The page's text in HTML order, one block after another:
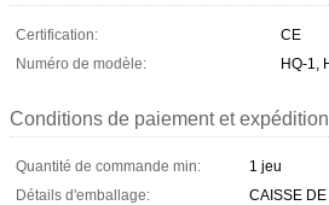
Certification:
CE
Numéro de modèle:
HQ-1,
Conditions de paiement et expédition
Quantité de commande min:
1 jeu
Détails d'emballage:
CAISSE